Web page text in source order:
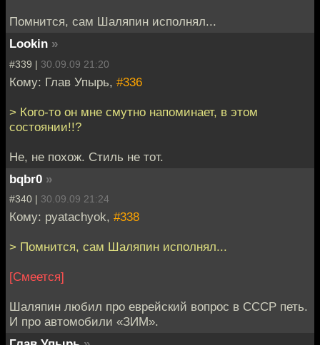
Помнится, сам Шаляпин исполнял...
Lookin »
#339 | 30.09.09 21:20
Кому: Глав Упырь, #336
> Кого-то он мне смутно напоминает, в этом
состоянии!!?
Не, не похож. Стиль не тот.
bqbr0 »
#340 | 30.09.09 21:24
Кому: pyatachyok, #338
> Помнится, сам Шаляпин исполнял...
[Смеется]
Шаляпин любил про еврейский вопрос в СССР петь.
И про автомобили «ЗИМ».